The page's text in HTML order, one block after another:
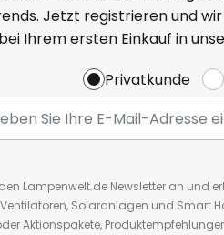
Jetzt registrieren und
Ihrem ersten Einkauf in
Privatkunde
Lampenwelt.de Newsletter an und
Solaranlagen und Smart
Aktionspakete,